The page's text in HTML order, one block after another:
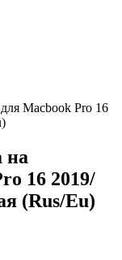
Macbook Pro 16
16 2019/
(Rus/Eu)